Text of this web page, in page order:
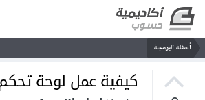
أسئلة البرمجة
كيفية عمل لوحة تحكم